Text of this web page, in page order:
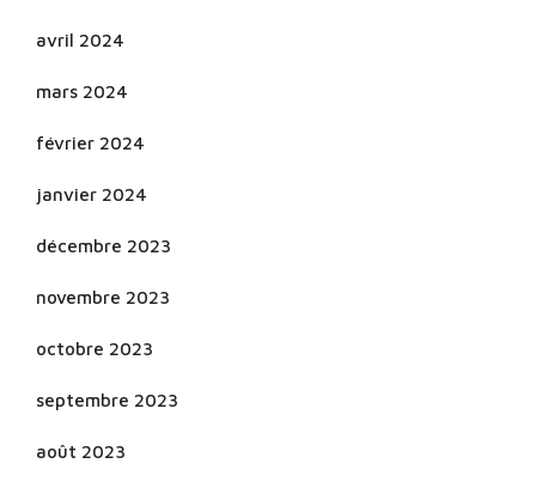
avril 2024
mars 2024
février 2024
janvier 2024
décembre 2023
novembre 2023
octobre 2023
septembre 2023
août 2023